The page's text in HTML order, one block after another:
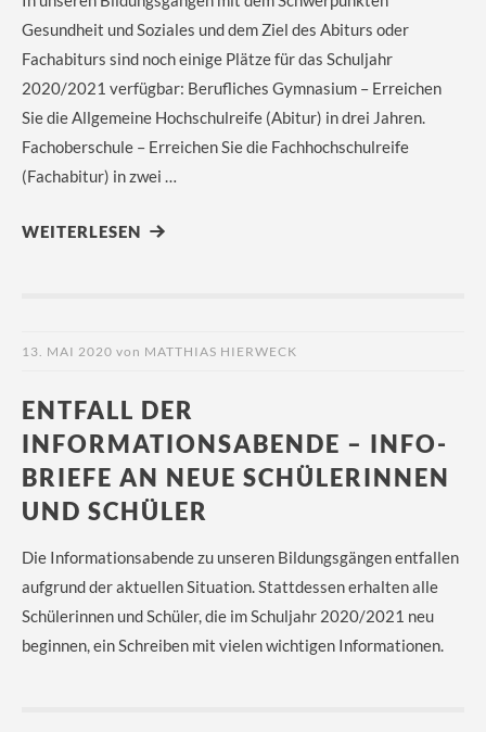
Gesundheit und Soziales und dem Ziel des Abiturs oder
Fachabiturs sind noch einige Plätze für das Schuljahr
2020/2021 verfügbar: Berufliches Gymnasium – Erreichen
Sie die Allgemeine Hochschulreife (Abitur) in drei Jahren.
Fachoberschule – Erreichen Sie die Fachhochschulreife
(Fachabitur) in zwei …
WEITERLESEN
13. MAI 2020 von MATTHIAS HIERWECK
ENTFALL DER
INFORMATIONSABENDE – INFO-
BRIEFE AN NEUE SCHÜLERINNEN
UND SCHÜLER
Die Informationsabende zu unseren Bildungsgängen entfallen
aufgrund der aktuellen Situation. Stattdessen erhalten alle
Schülerinnen und Schüler, die im Schuljahr 2020/2021 neu
beginnen, ein Schreiben mit vielen wichtigen Informationen.